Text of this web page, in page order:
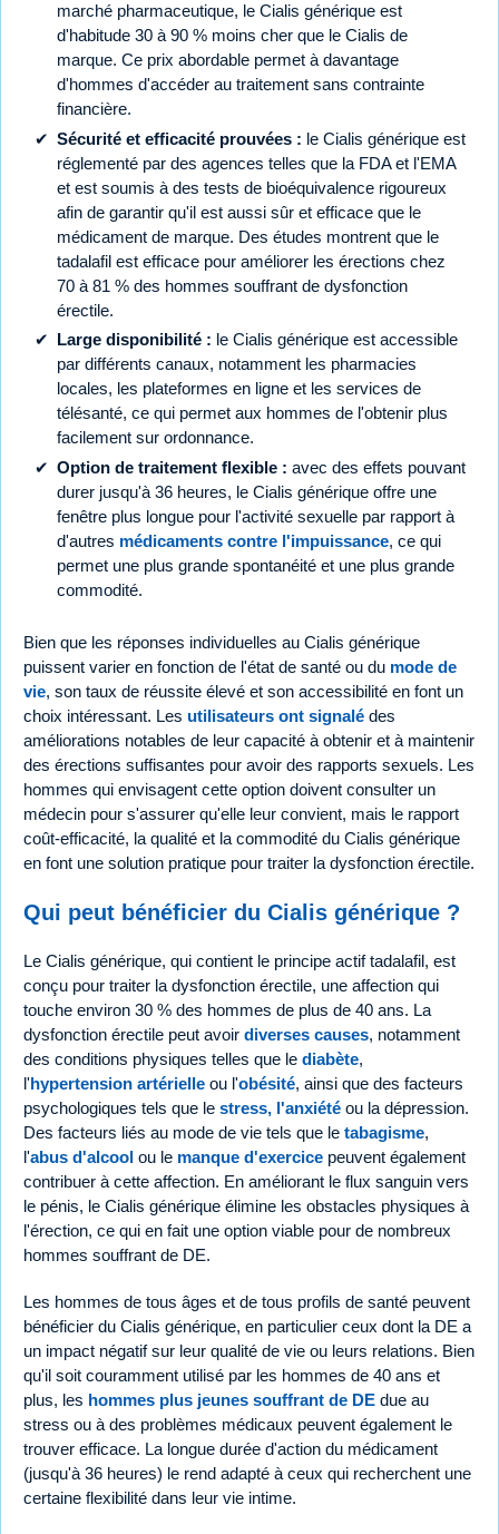
marché pharmaceutique, le Cialis générique est
d'habitude 30 à 90 % moins cher que le Cialis de
marque. Ce prix abordable permet à davantage
d'hommes d'accéder au traitement sans contrainte
financière.
Sécurité et efficacité prouvées : le Cialis générique est
réglementé par des agences telles que la FDA et l'EMA
et est soumis à des tests de bioéquivalence rigoureux
afin de garantir qu'il est aussi sûr et efficace que le
médicament de marque. Des études montrent que le
tadalafil est efficace pour améliorer les érections chez
70 à 81 % des hommes souffrant de dysfonction
érectile.
Large disponibilité : le Cialis générique est accessible
par différents canaux, notamment les pharmacies
locales, les plateformes en ligne et les services de
télésanté, ce qui permet aux hommes de l'obtenir plus
facilement sur ordonnance.
Option de traitement flexible : avec des effets pouvant
durer jusqu'à 36 heures, le Cialis générique offre une
fenêtre plus longue pour l'activité sexuelle par rapport à
d'autres médicaments contre l'impuissance, ce qui
permet une plus grande spontanéité et une plus grande
commodité.
Bien que les réponses individuelles au Cialis générique
puissent varier en fonction de l'état de santé ou du mode de
vie, son taux de réussite élevé et son accessibilité en font un
choix intéressant. Les utilisateurs ont signalé des
améliorations notables de leur capacité à obtenir et à maintenir
des érections suffisantes pour avoir des rapports sexuels. Les
hommes qui envisagent cette option doivent consulter un
médecin pour s'assurer qu'elle leur convient, mais le rapport
coût-efficacité, la qualité et la commodité du Cialis générique
en font une solution pratique pour traiter la dysfonction érectile.
Qui peut bénéficier du Cialis générique ?
Le Cialis générique, qui contient le principe actif tadalafil, est
conçu pour traiter la dysfonction érectile, une affection qui
touche environ 30 % des hommes de plus de 40 ans. La
dysfonction érectile peut avoir diverses causes, notamment
des conditions physiques telles que le diabète,
l'hypertension artérielle ou l'obésité, ainsi que des facteurs
psychologiques tels que le stress, l'anxiété ou la dépression.
Des facteurs liés au mode de vie tels que le tabagisme,
l'abus d'alcool ou le manque d'exercice peuvent également
contribuer à cette affection. En améliorant le flux sanguin vers
le pénis, le Cialis générique élimine les obstacles physiques à
l'érection, ce qui en fait une option viable pour de nombreux
hommes souffrant de DE.
Les hommes de tous âges et de tous profils de santé peuvent
bénéficier du Cialis générique, en particulier ceux dont la DE a
un impact négatif sur leur qualité de vie ou leurs relations. Bien
qu'il soit couramment utilisé par les hommes de 40 ans et
plus, les hommes plus jeunes souffrant de DE due au
stress ou à des problèmes médicaux peuvent également le
trouver efficace. La longue durée d'action du médicament
(jusqu'à 36 heures) le rend adapté à ceux qui recherchent une
certaine flexibilité dans leur vie intime.